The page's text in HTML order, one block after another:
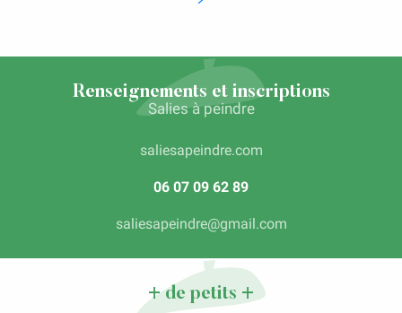
Renseignements et inscriptions
Salies à peindre
saliesapeindre.com
06 07 09 62 89
saliesapeindre@gmail.com
+ de petits +
Manger à l’Auberge